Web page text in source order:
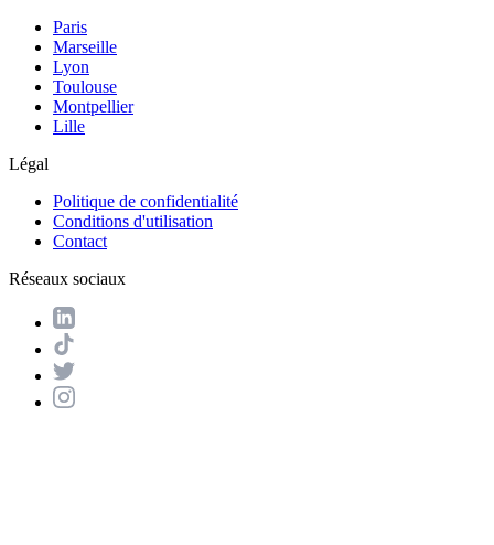
Paris
Marseille
Lyon
Toulouse
Montpellier
Lille
Légal
Politique de confidentialité
Conditions d'utilisation
Contact
Réseaux sociaux